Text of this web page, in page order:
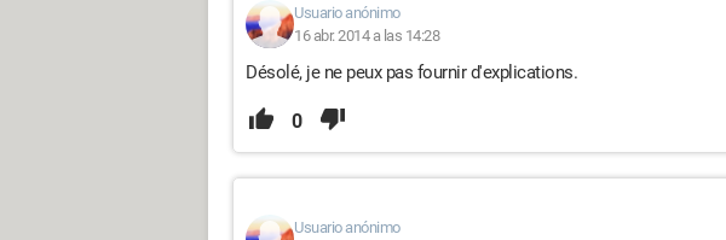
Usuario anónimo
16 abr. 2014 a las 14:28
Désolé, je ne peux pas fournir d'explications.
0
Usuario anónimo